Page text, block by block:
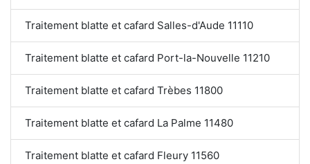
Traitement blatte et cafard Salles-d'Aude 11110
Traitement blatte et cafard Port-la-Nouvelle 11210
Traitement blatte et cafard Trèbes 11800
Traitement blatte et cafard La Palme 11480
Traitement blatte et cafard Fleury 11560